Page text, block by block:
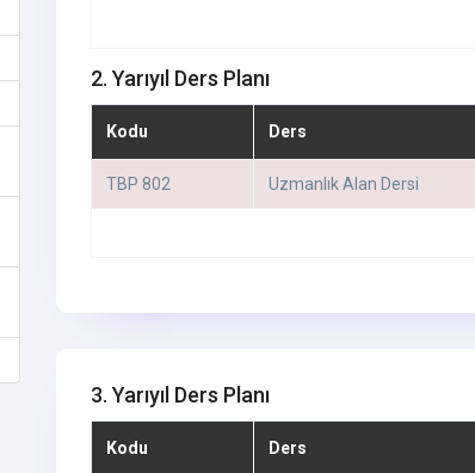
2. Yarıyıl Ders Planı
Kodu Ders
TBP 802 Uzmanlık Alan Dersi
3. Yarıyıl Ders Planı
Kodu Ders